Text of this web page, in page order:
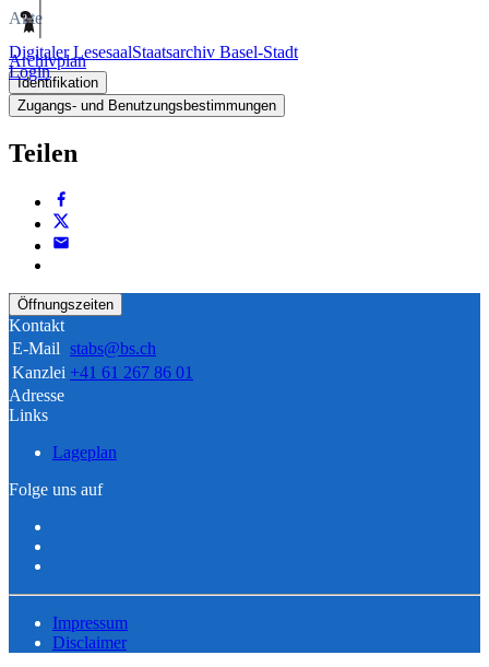
Digitaler LesesaalStaatsarchiv Basel-Stadt
Login
Akte
Archivplan
Identifikation
Zugangs- und Benutzungsbestimmungen
Teilen
Öffnungszeiten
Kontakt
E-Mail stabs@bs.ch
Kanzlei +41 61 267 86 01
Adresse
Links
Lageplan
Folge uns auf
Impressum
Disclaimer